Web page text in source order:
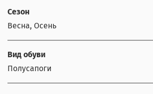
Сезон
Весна, Осень
Вид обуви
Полусапоги